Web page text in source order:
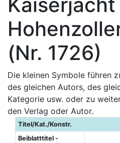
(Nr. 1726)
Die kleinen Symbole führen
des gleichen Autors, des
Kategorie usw. oder zu
den Verlag oder Autor.
Titel/Kat./Konstr.
Beiblatttitel -